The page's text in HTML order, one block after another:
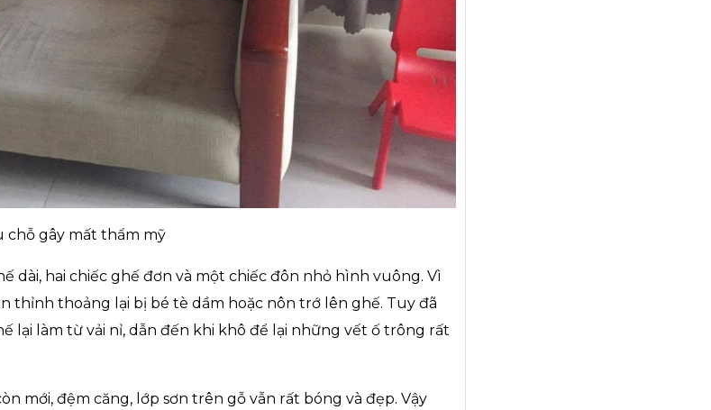
chỗ gây mất thẩm mỹ
dài, hai chiếc ghế đơn và một chiếc đôn nhỏ hình vuông. Vì
thỉnh thoảng lại bị bé tè dầm hoặc nôn trớ lên ghế. Tuy đã
lại làm từ vải nỉ, dẫn đến khi khô để lại những vết ố trông rất
mới, đệm căng, lớp sơn trên gỗ vẫn rất bóng và đẹp. Vậy